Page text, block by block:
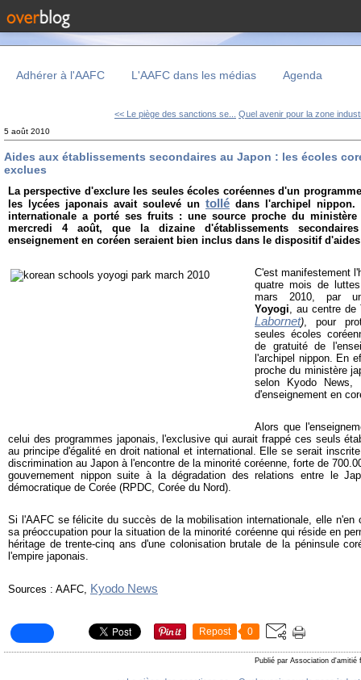
Adhérer à l'AAFC L'AAFC dans les médias Agenda
<< Le piège des sanctions se... Quel avenir pour la zone
5 août 2010
Aides aux établissements secondaires au Japon : les écoles
exclues
La perspective d'exclure les seules écoles coréennes d'un programme
les lycées japonais avait soulevé un tollé dans l'archipel nippon.
internationale a porté ses fruits : une source proche du
mercredi 4 août, que la dizaine d'établissements
enseignement en coréen seraient bien inclus dans le dispositif
C'est manifestement
quatre mois de
mars 2010, par
Yoyogi, au centre
Labornet), pour
seules écoles
de gratuité de
l'archipel nippon. En
proche du ministère
selon Kyodo News,
d'enseignement en
Alors que
celui des programmes japonais, l'exclusive qui aurait frappé ces seuls
au principe d'égalité en droit national et international. Elle se serait
discrimination au Japon à l'encontre de la minorité coréenne, forte de
gouvernement nippon suite à la dégradation des relations entre le
démocratique de Corée (RPDC, Corée du Nord).
Si l'AAFC se félicite du succès de la mobilisation internationale, elle n'en
sa préoccupation pour la situation de la minorité coréenne qui réside en
héritage de trente-cinq ans d'une colonisation brutale de la péninsule
l'empire japonais.
Sources : AAFC, Kyodo News
Repost 0
Publié par Association d'amitié